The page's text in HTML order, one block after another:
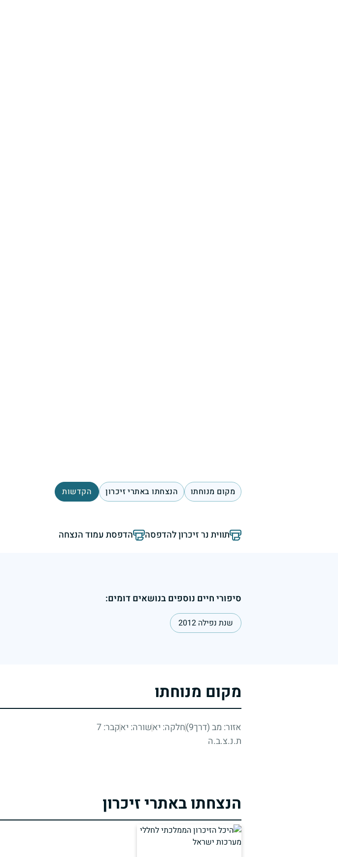
מקום מנוחתו הנצחתו באתרי זיכרון הקדשות
תווית נר זיכרון להדפסה הדפסת עמוד הנצחה
סיפורי חיים נוספים בנושאים דומים:
שנת נפילה 2012
מקום מנוחתו
אזור: מב (דרך9) חלקה: יאשורה: יאקבר: 7
ת.נ.צ.ב.ה
הנצחתו באתרי זיכרון